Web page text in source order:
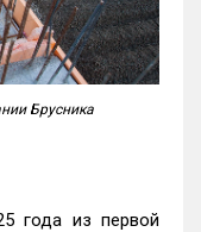
Брусника
года из первой